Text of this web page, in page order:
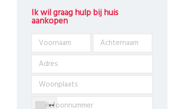
Ik wil graag hulp bij huis
aankopen